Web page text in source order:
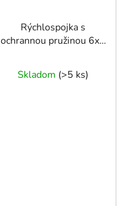
Rýchlospojka s
ochrannou pružinou 6x4
Skladom (>5 ks)